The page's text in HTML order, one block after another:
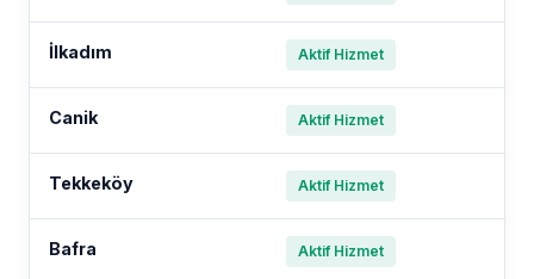
İlkadım Aktif Hizmet
Canik Aktif Hizmet
Tekkeköy Aktif Hizmet
Bafra Aktif Hizmet